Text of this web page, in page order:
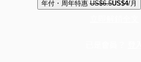
年付・周年特惠 US$6.5US$4/月